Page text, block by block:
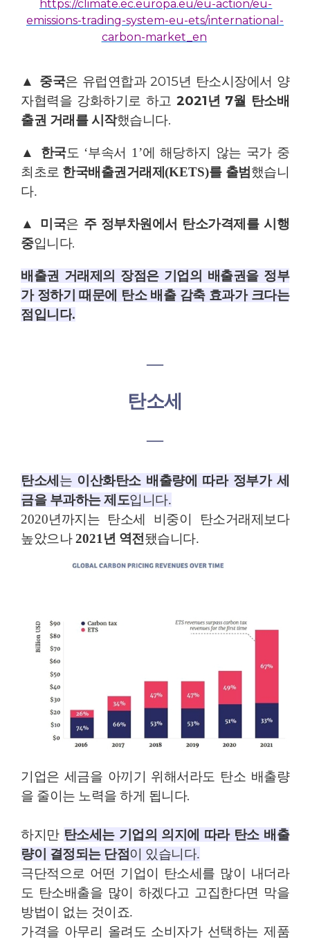
https://climate.ec.europa.eu/eu-action/eu-
emissions-trading-system-eu-ets/international-
carbon-market_en
▲ 중국은 유럽연합과 2015년 탄소시장에서 양
자협력을 강화하기로 하고 2021년 7월 탄소배
출권 거래를 시작했습니다.
▲ 한국도 ‘부속서 1’에 해당하지 않는 국가 중
최초로 한국배출권거래제(KETS)를 출범 했습니
다.
▲ 미국은 주 정부차원에서 탄소가격제를 시행
중입니다.
배출권 거래제의 장점은 기업의 배출권을 정부
가 정하기 때문에 탄소 배출 감축 효과가 크다는
점입니다.
―
탄소세
―
탄소세 는 이산화탄소 배출량에 따라 정부가 세
금을 부과하는 제도입니다.
2020년까지는 탄소세 비중이 탄소거래제보다
높았으나2021 년 역전됐습니다.
기업은 세금을 아끼기 위해서라도 탄소 배출량
을 줄이는 노력을 하게 됩니다.
하지만 탄소세는 기업의 의지에 따라 탄소 배출
량이 결정되는 단점 이 있습니다.
극단적으로 어떤 기업이 탄소세를 많이 내더라
도 탄소배출을 많이 하겠다고 고집한다면 막을
방법이 없는 것이죠.
가격을 아무리 올려도 소비자가 선택하는 제품